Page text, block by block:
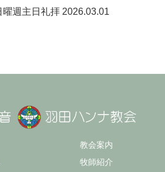
週主日礼拝 2026.03.01
教会案内
牧師紹介